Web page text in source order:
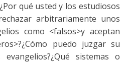
qué usted y los estudiosos
arbitrariamente unos
como <falsos>y aceptan
puedo juzgar su
sistemas o